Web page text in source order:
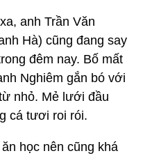
anh Trần Văn
Hà) cũng đang say
đêm nay. Bố mất
Nghiêm gắn bó với
nhỏ. Mẻ lưới đầu
cá tươi roi rói.
học nên cũng khá